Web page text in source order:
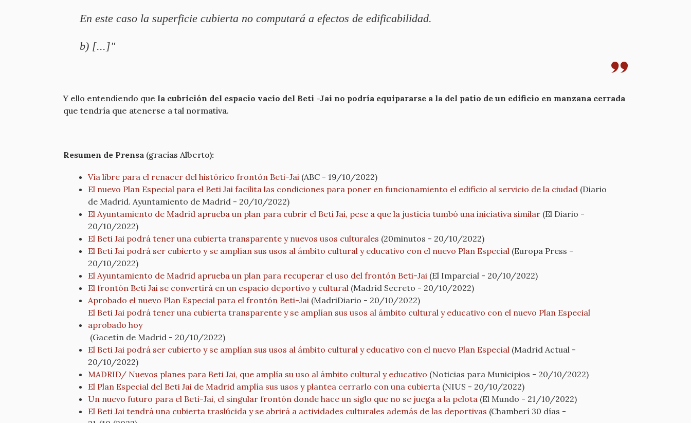
En este caso la superficie cubierta no computará a efectos de edificabilidad.
b) [...]"
Y ello entendiendo que la cubrición del espacio vacío del Beti -Jai no podría equipararse a la del patio de un edificio en manzana cerrada
que tendría que atenerse a tal normativa.
Resumen de Prensa (gracias Alberto):
Vía libre para el renacer del histórico frontón Beti-Jai (ABC - 19/10/2022)
El nuevo Plan Especial para el Beti Jai facilita las condiciones para poner en funcionamiento el edificio al servicio de la ciudad (Diario
de Madrid. Ayuntamiento de Madrid - 20/10/2022)
El Ayuntamiento de Madrid aprueba un plan para cubrir el Beti Jai, pese a que la justicia tumbó una iniciativa similar (El Diario -
20/10/2022)
El Beti Jai podrá tener una cubierta transparente y nuevos usos culturales (20minutos - 20/10/2022)
El Beti Jai podrá ser cubierto y se amplían sus usos al ámbito cultural y educativo con el nuevo Plan Especial (Europa Press -
20/10/2022)
El Ayuntamiento de Madrid aprueba un plan para recuperar el uso del frontón Beti-Jai (El Imparcial - 20/10/2022)
El frontón Beti Jai se convertirá en un espacio deportivo y cultural (Madrid Secreto - 20/10/2022)
Aprobado el nuevo Plan Especial para el frontón Beti-Jai (MadriDiario - 20/10/2022)
El Beti Jai podrá tener una cubierta transparente y se amplían sus usos al ámbito cultural y educativo con el nuevo Plan Especial
aprobado hoy
(Gacetín de Madrid - 20/10/2022)
El Beti Jai podrá ser cubierto y se amplían sus usos al ámbito cultural y educativo con el nuevo Plan Especial (Madrid Actual -
20/10/2022)
MADRID/ Nuevos planes para Beti Jai, que amplía su uso al ámbito cultural y educativo (Noticias para Municipios - 20/10/2022)
El Plan Especial del Beti Jai de Madrid amplía sus usos y plantea cerrarlo con una cubierta (NIUS - 20/10/2022)
Un nuevo futuro para el Beti-Jai, el singular frontón donde hace un siglo que no se juega a la pelota (El Mundo - 21/10/2022)
El Beti Jai tendrá una cubierta traslúcida y se abrirá a actividades culturales además de las deportivas (Chamberí 30 días -